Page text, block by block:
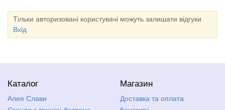
Тільки авторизовані користувачі можуть залишати відгуки
Вхід
Каталог
Алея Слави
Магазин
Доставка та оплата